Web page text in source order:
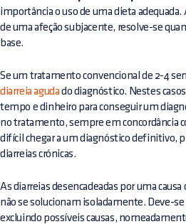
importância o uso de uma dieta
de uma afeção subjacente, resolve-se
base.
Se um tratamento convencional de 2-4
diarreia aguda do diagnóstico. Nestes
tempo e dinheiro para conseguir um
no tratamento, sempre em concordância
difícil chegar a um diagnóstico definitivo,
diarreias crónicas.
As diarreias desencadeadas por uma
não se solucionam isoladamente. Deve-
excluindo possíveis causas,